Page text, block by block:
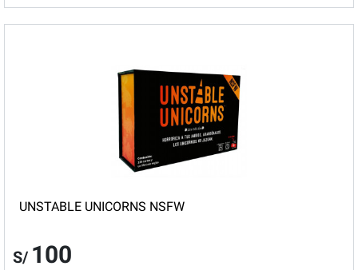
UNSTABLE UNICORNS NSFW
S/ 100